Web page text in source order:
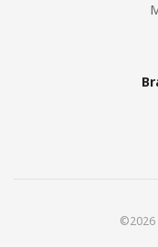
©2026